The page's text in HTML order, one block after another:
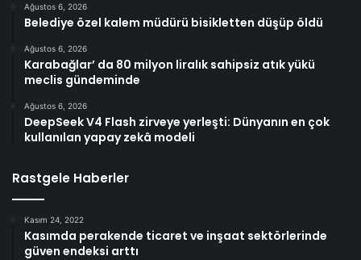
Ağustos 6, 2026
Belediye özel kalem müdürü bisikletten düşüp öldü
Ağustos 6, 2026
Karabağlar’ da 80 milyon liralık sahipsiz atık yükü
meclis gündeminde
Ağustos 6, 2026
DeepSeek V4 Flash zirveye yerleşti: Dünyanın en çok
kullanılan yapay zekâ modeli
Rastgele Haberler
Kasım 24, 2022
Kasımda perakende ticaret ve inşaat sektörlerinde
güven endeksi arttı